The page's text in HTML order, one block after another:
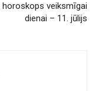
horoskops veiksmīgai
dienai – 11. jūlijs